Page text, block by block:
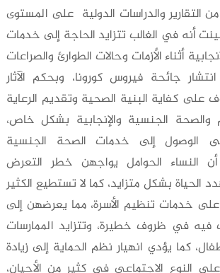
التقارير والدراسات الدولية على المستوى
أنه في الغالب تتزايد الحاجة إلى خدمات
أثناء الأزمات وحالات الطوارئ والصراعات
جائحة فيروس كورونا، وبحكم الآثار
على كفاية البنية الصحية وتقديم الرعاية
الجنسية والإنجابية بشكل خاص،
الوصول إلى خدمات الصحة الجنسية
أن النساء الحوامل يواجهن خطر التعرض
الحياة بشكل متزايد، كما لا تستطيع الكثير
خدمات تنظيم الأسرة، مما يعرضهن إلى
فيه في ظروف خطيرة، وتتزايد الممارسات
كما يؤدي انهيار نظم الحماية إلى زيادة